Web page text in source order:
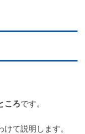
ころです。
て説明します。